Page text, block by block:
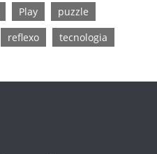
Play
puzzle
reflexo tecnologia